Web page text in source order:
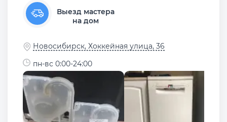
Выезд мастера
на дом
Новосибирск, Хоккейная улица, 36
пн-вс 0:00-24:00